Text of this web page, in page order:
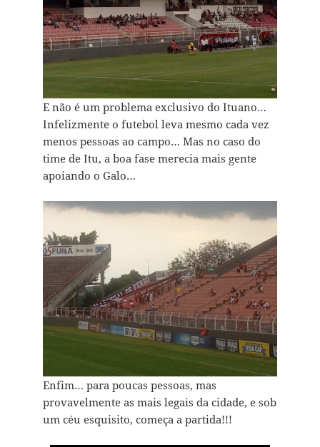
E não é um problema exclusivo do Ituano…
Infelizmente o futebol leva mesmo cada vez
menos pessoas ao campo… Mas no caso do
time de Itu, a boa fase merecia mais gente
apoiando o Galo…
Enfim… para poucas pessoas, mas
provavelmente as mais legais da cidade, e sob
um céu esquisito, começa a partida!!!